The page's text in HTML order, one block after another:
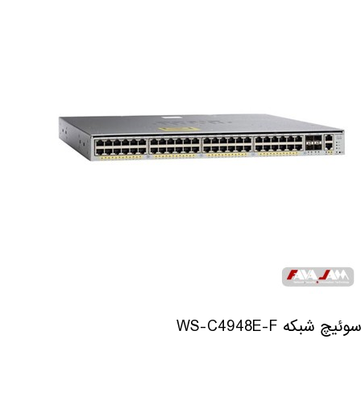
سوئیچ شبکه WS-C4948E-F